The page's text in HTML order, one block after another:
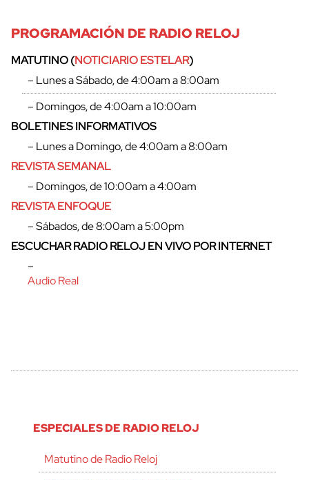
PROGRAMACIÓN DE RADIO RELOJ
MATUTINO (NOTICIARIO ESTELAR)
– Lunes a Sábado, de 4:00am a 8:00am
– Domingos, de 4:00am a 10:00am
BOLETINES INFORMATIVOS
– Lunes a Domingo, de 4:00am a 8:00am
REVISTA SEMANAL
– Domingos, de 10:00am a 4:00am
REVISTA ENFOQUE
– Sábados, de 8:00am a 5:00pm
ESCUCHAR RADIO RELOJ EN VIVO POR INTERNET
–
Audio Real
ESPECIALES DE RADIO RELOJ
Matutino de Radio Reloj